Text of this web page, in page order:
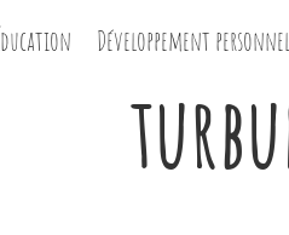
Développement personnel